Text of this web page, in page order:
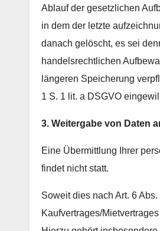
Ablauf der gesetzlichen
in dem der letzte
danach gelöscht, es sei
handelsrechtlichen
längeren Speicherung
1 S. 1 lit. a DSGVO
3. Weitergabe von Daten
Eine Übermittlung Ihrer
findet nicht statt.
Soweit dies nach Art. 6
Kaufvertrages/